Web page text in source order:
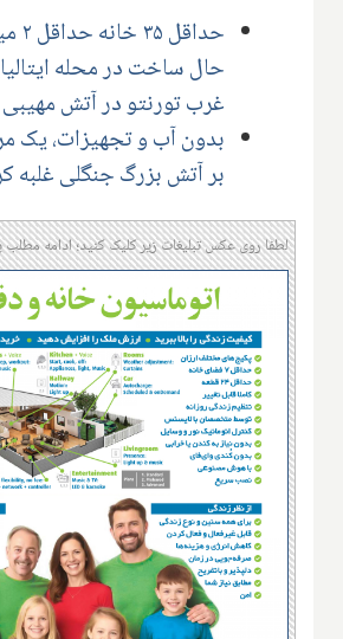
حال ساخت در محله
غرب تورنتو در آتش
بدون آب و تجهیزات، یک
بر آتش بزرگ جنگلی غلبه
لطفا روی عکس تبلیغات زیر کلیک کنید؛ ادامه مطلب